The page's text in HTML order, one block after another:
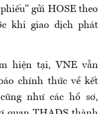
gửi HOSE theo
khi giao dịch phát
hiện tại, VNE vẫn
chính thức về kết
như các hồ sơ,